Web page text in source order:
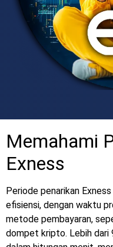
Memahami
Exness
Periode penarikan
efisiensi, dengan waktu
metode pembayaran,
dompet kripto. Lebih dari